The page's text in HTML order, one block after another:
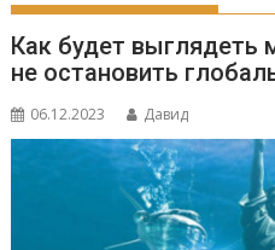
Как будет выглядеть
не остановить
06.12.2023 Давид